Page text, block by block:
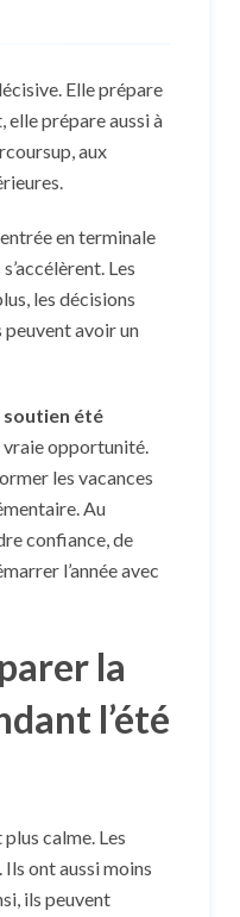
Elle prépare
elle prépare aussi à
aux
en terminale
Les
les décisions
peuvent avoir un
soutien été
vraie opportunité.
les vacances
Au
confiance, de
l’année avec
la
l’été
plus calme. Les
ont aussi moins
ils peuvent